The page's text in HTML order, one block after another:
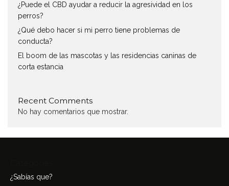
¿Puede el CBD ayudar a reducir la agresividad en los
perros?
¿Qué debo hacer si mi perro tiene problemas de
conducta?
El boom de las mascotas y las residencias caninas de
corta estancia
Recent Comments
No hay comentarios que mostrar.
¿Sabías que?